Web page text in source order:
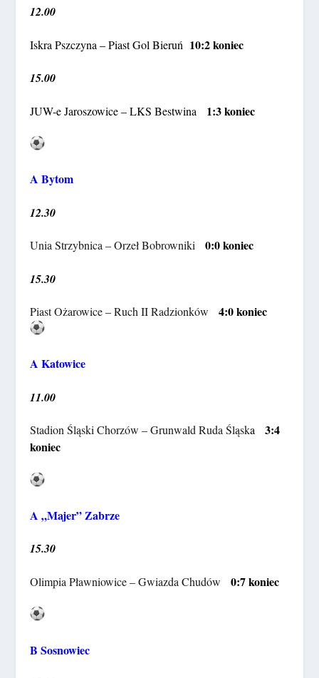
12.00
Iskra Pszczyna – Piast Gol Bieruń 10:2 koniec
15.00
JUW-e Jaroszowice – LKS Bestwina 1:3 koniec
A Bytom
12.30
Unia Strzybnica – Orzeł Bobrowniki0:0 koniec
15.30
Piast Ożarowice – Ruch II Radzionków 4:0 koniec
A Katowice
11.00
Stadion Śląski Chorzów – Grunwald Ruda Śląska3:4
koniec
A „Majer” Zabrze
15.30
Olimpia Pławniowice – Gwiazda Chudów0:7 koniec
B Sosnowiec